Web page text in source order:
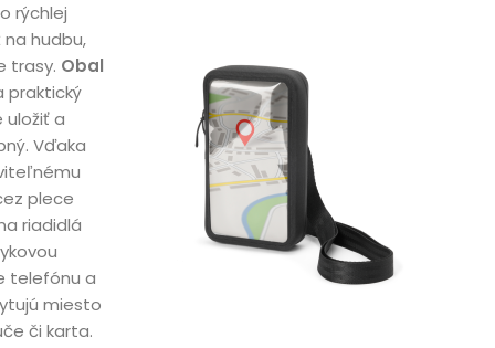
rýchlej
hudbu,
trasy. Obal
praktický
uložiť a
Vďaka
plece
riadidlá
telefónu a
miesto
či karta.